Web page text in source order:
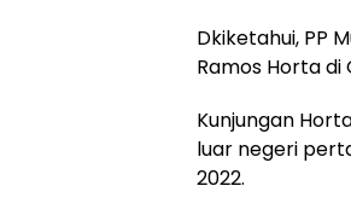
Dkiketahui, PP
Ramos Horta di
Kunjungan
luar negeri
2022.